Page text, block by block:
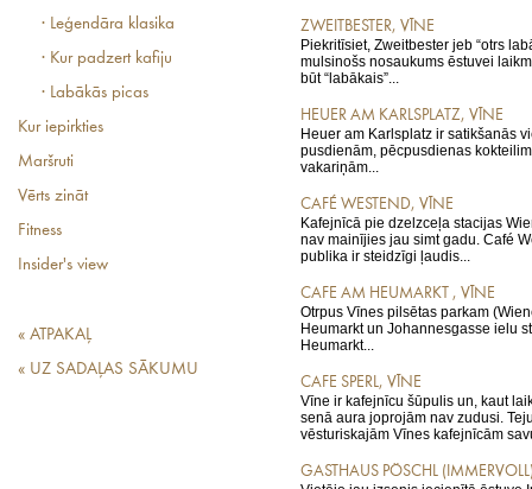
· Leģendāra klasika
· Kur padzert kafiju
· Labākās picas
Kur iepirkties
Maršruti
Vērts zināt
Fitness
Insider's view
« ATPAKAĻ
« UZ SADAĻAS SĀKUMU
ZWEITBESTER, VĪNE
Piekritīsiet, Zweitbester jeb “otrs
mulsinošs nosaukums ēstuvei
būt “labākais”...
HEUER AM KARLSPLATZ, VĪNE
Heuer am Karlsplatz ir satikšanās
pusdienām, pēcpusdienas
vakariņām...
CAFÉ WESTEND, VĪNE
Kafejnīcā pie dzelzceļa stacijas
nav mainījies jau simt gadu. Café
publika ir steidzīgi ļaudis...
CAFE AM HEUMARKT , VĪNE
Otrpus Vīnes pilsētas parkam
Heumarkt un Johannesgasse ielu
Heumarkt...
CAFE SPERL, VĪNE
Vīne ir kafejnīcu šūpulis un, kaut
senā aura joprojām nav zudusi.
vēsturiskajām Vīnes kafejnīcām
GASTHAUS PÖSCHL